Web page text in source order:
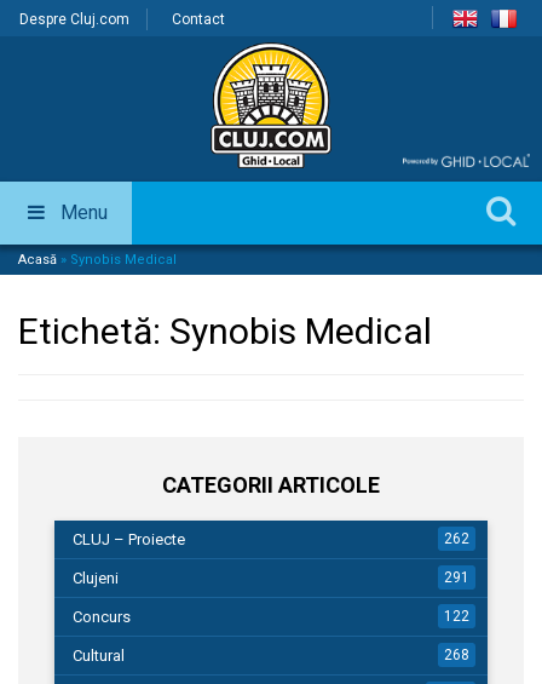
Despre Cluj.com Contact
Menu
Acasă » Synobis Medical
Etichetă: Synobis Medical
CATEGORII ARTICOLE
CLUJ – Proiecte 262
Clujeni 291
Concurs 122
Cultural 268